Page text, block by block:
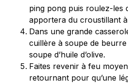
ping pong puis roulez-les
apportera du croustillant
Dans une grande
cuillère à soupe de
soupe d’huile d’olive.
Faites revenir à feu
retournant pour qu’une